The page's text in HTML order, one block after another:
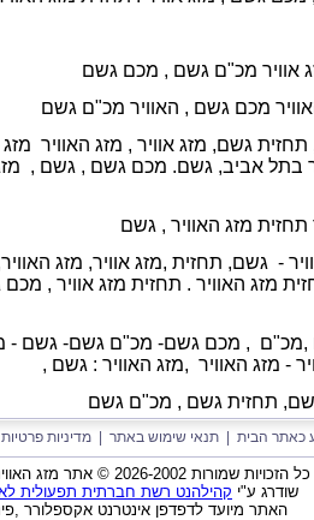
אוויר מכ"ם גשם , מכם גשם
מכם גשם , האוויר מכ"ם גשם
גשם, מזג אוויר , מזג האוויר מזג
בתל אביב, גשם. מכם גשם , גשם ,
תחזית מזג האוויר , גשם
- גשם, תחזית ,מזג אוויר, מזג
מזג האוויר . תחזית מזג אוויר ,
,מכ"ם , מכם גשם- מכ"ם גשם- גשם -
- מזג האוויר ,מזג האוויר : גשם ,
תחזית גשם , מכ"ם גשם
כאתר הבית תנאי שימוש באתר מדיניות פרטיות
כל הזכויות שמורות 2026-2002 © אתר מזג האוויר בישראל בע"מ
שודרג ע"י קהילהנט רשת חברתית תפעולית
האתר מיועד לדפדפן אינטרנט אקספלורר